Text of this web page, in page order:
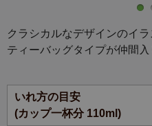
クラシカルなデザインのイ
ティーバッグタイプが仲間入
ルピシアの日本茶の中でも
す。
サツマイモのようなほっこ
いれ方の目安
(カップ一杯分 110ml)